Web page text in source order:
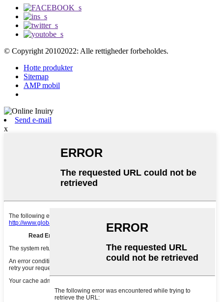
© Copyright 20102022: Alle rettigheder forbeholdes.
Hotte produkter
Sitemap
AMP mobil
Send e-mail
x